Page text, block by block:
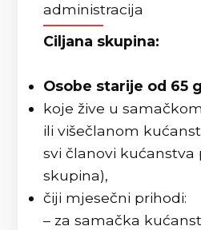
administracija
Ciljana skupina:
Osobe starije od 65
koje žive u
ili višečlanom
svi članovi kućanstva
skupina),
čiji mjesečni prihodi:
– za samačka